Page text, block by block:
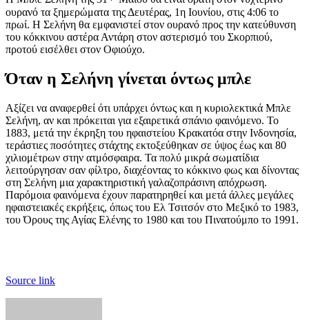
ουρανό τα ξημερώματα της Δευτέρας, 1η Ιουνίου, στις 4:06 το
πρωί. Η Σελήνη θα εμφανιστεί στον ουρανό προς την κατεύθυνση
του κόκκινου αστέρα Αντάρη στον αστερισμό του Σκορπιού,
προτού εισέλθει στον Οφιούχο.
Όταν η Σελήνη γίνεται όντως μπλε
Αξίζει να αναφερθεί ότι υπάρχει όντως και η κυριολεκτικά Μπλε
Σελήνη, αν και πρόκειται για εξαιρετικά σπάνιο φαινόμενο. Το
1883, μετά την έκρηξη του ηφαιστείου Κρακατόα στην Ινδονησία,
τεράστιες ποσότητες στάχτης εκτοξεύθηκαν σε ύψος έως και 80
χιλιομέτρων στην ατμόσφαιρα. Τα πολύ μικρά σωματίδια
λειτούργησαν σαν φίλτρο, διαχέοντας το κόκκινο φως και δίνοντας
στη Σελήνη μια χαρακτηριστική γαλαζοπράσινη απόχρωση.
Παρόμοια φαινόμενα έχουν παρατηρηθεί και μετά άλλες μεγάλες
ηφαιστειακές εκρήξεις, όπως του Ελ Τσιτσόν στο Μεξικό το 1983,
του Όρους της Αγίας Ελένης το 1980 και του Πινατούμπο το 1991.
Source link